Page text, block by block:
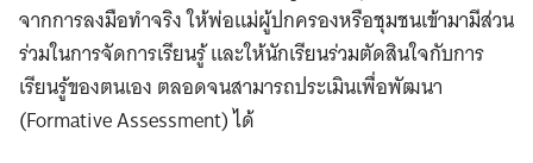
จากการลงมือทำจริง ให้พ่อแม่ผู้ปกครองหรือชุมชนเข้ามามีส่วน
ร่วมในการจัดการเรียนรู้ และให้นักเรียนร่วมตัดสินใจกับการ
เรียนรู้ของตนเอง ตลอดจนสามารถประเมินเพื่อพัฒนา
(Formative Assessment) ได้